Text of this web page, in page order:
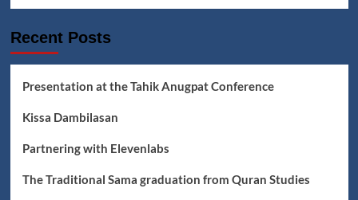
Recent Posts
Presentation at the Tahik Anugpat Conference
Kissa Dambilasan
Partnering with Elevenlabs
The Traditional Sama graduation from Quran Studies